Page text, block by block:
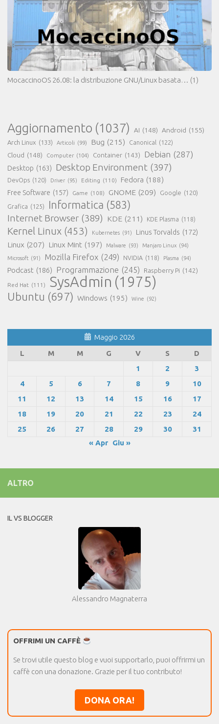
MocaccinoOS 26.08: la distribuzione GNU/Linux basata… (1)
Aggiornamento (1037) AI (148) Android (155)
Arch Linux (133) Articoli (99) Bug (215) Canonical (122)
Cloud (148) Computer (104) Container (143) Debian (287)
Desktop (163) Desktop Environment (397)
DevOps (120) Driver (95) Editing (110) Fedora (188)
Free Software (157) Game (108) GNOME (209) Google (120)
Grafica (125) Informatica (583)
Internet Browser (389) KDE (211) KDE Plasma (118)
Kernel Linux (453) Kubernetes (91) Linus Torvalds (172)
Linux (207) Linux Mint (197) Malware (93) Manjaro Linux (94)
Microsoft (91) Mozilla Firefox (249) NVIDIA (118) Plasma (94)
Podcast (186) Programmazione (245) Raspberry Pi (142)
Red Hat (111) SysAdmin (1975)
Ubuntu (697) Windows (195) Wine (92)
Maggio 2026
L
M M G V S
D
1
2
3
4
5 6 7 8 9
10
11
12 13 14 15 16
17
18
19 20 21 22 23
24
25
26 27 28 29 30
31
« Apr
Giu »
ALTRO
IL VS BLOGGER
Alessandro Magnaterra
OFFRIMI UN CAFFÈ
Se trovi utile questo blog e vuoi supportarlo, puoi offrirmi un
caffè con una donazione. Grazie per il tuo contributo!
DONA ORA!